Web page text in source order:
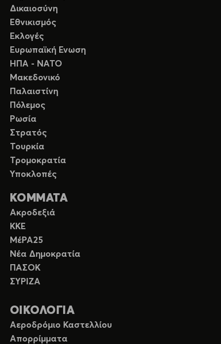
Δικαιοσύνη
Εθνικισμός
Εκλογές
Ευρωπαϊκή Ενωση
ΗΠΑ - ΝΑΤΟ
Μακεδονικό
Παλαιστίνη
Πόλεμος
Ρωσία
Στρατός
Τουρκία
Τρομοκρατία
Υποκλοπές
ΚΟΜΜΑΤΑ
Ακροδεξιά
ΚΚΕ
ΜέΡΑ25
Νέα Δημοκρατία
ΠΑΣΟΚ
ΣΥΡΙΖΑ
ΟΙΚΟΛΟΓΙΑ
Αεροδρόμιο Καστελλίου
Απορρίμματα